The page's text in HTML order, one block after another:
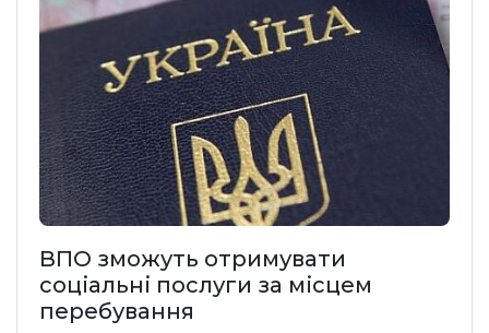
ВПО зможуть отримувати
соціальні послуги за місцем
перебування